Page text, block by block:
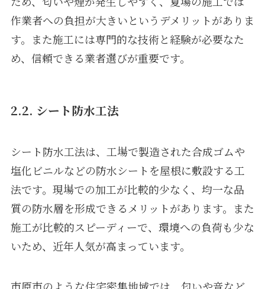
作業者への負担が大きいというデメリットがありま
す。また施工には専門的な技術と経験が必要なた
め、信頼できる業者選びが重要です。
2.2. シート防水工法
シート防水工法は、工場で製造された合成ゴムや
塩化ビニルなどの防水シートを屋根に敷設する工
法です。現場での加工が比較的少なく、均一な品
質の防水層を形成できるメリットがあります。また
施工が比較的スピーディーで、環境への負荷も少な
いため、近年人気が高まっています。
市原市のような住宅密集地域では、匂いや音など